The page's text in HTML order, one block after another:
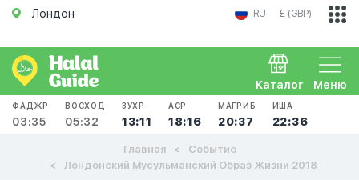
Лондон RU £ (GBP)
Меню
Каталог
ФАДЖР
03:35
ВОСХОД
05:32
ЗУХР
13:11
АСР
18:16
МАГРИБ
20:37
ИША
22:36
Главная
Событие
Лондонский Мусульманский Образ Жизни 2018